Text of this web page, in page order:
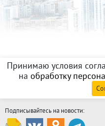
Принимаю условия
на обработку
Подписывайтесь на новости: